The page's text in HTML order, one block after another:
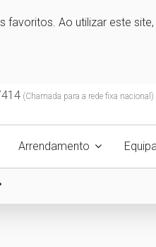
favoritos. Ao utilizar este
(Chamada para a rede fixa nacional)
Arrendamento